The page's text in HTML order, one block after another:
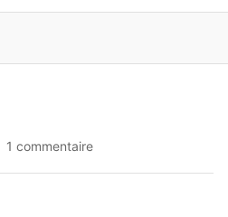
1 commentaire